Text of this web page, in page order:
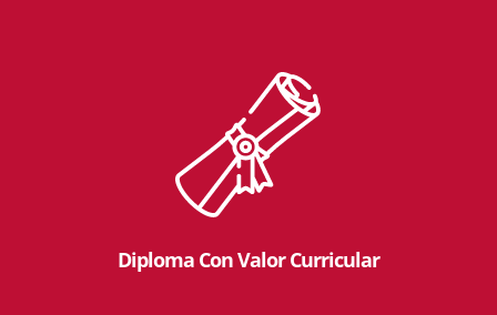
Diploma Con Valor Curricular